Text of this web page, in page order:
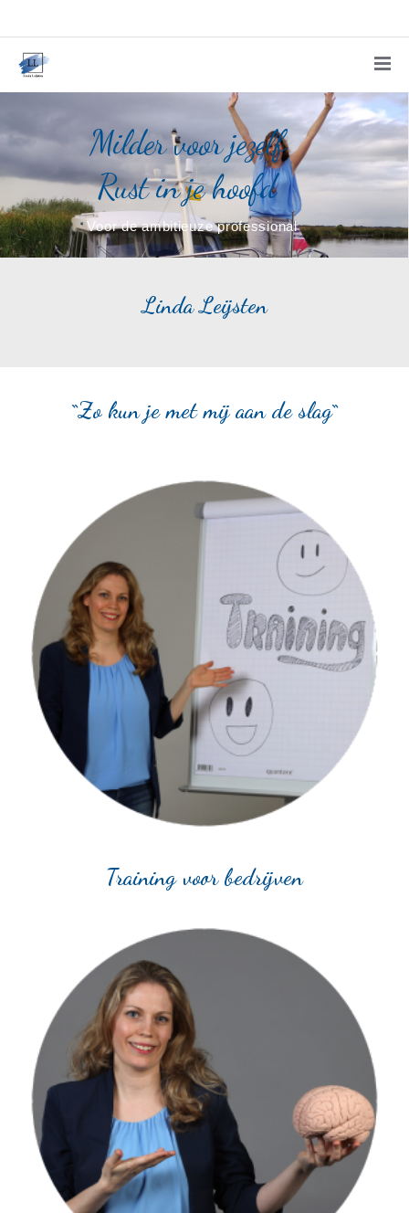
Voor de ambitieuze professional
Milder voor jezelf
Rust in je hoofd
Linda Leijsten
``Zo kun je met mij aan de slag``
Training voor bedrijven